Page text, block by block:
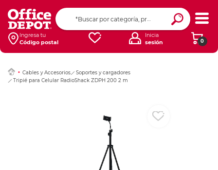
Ingresa tu
Código postal
0
Inicia
sesión
Cables y Accesorios
Soportes y cargadores
Tripié para Celular RadioShack ZDPH 200 2 m
Ingresar Codigo